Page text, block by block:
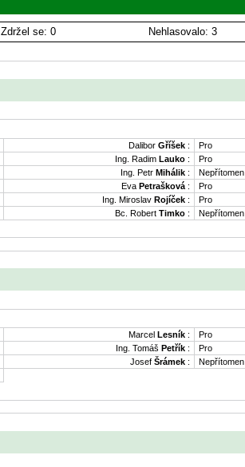
Zdržel se: 0 Nehlasovalo: 3
Dalibor Gříšek :
Pro
Ing. Radim Lauko :
Pro
Ing. Petr Mihálik :
Nepřítomen
Eva Petrašková :
Pro
Ing. Miroslav Rojíček :
Pro
Bc. Robert Timko : Nepřítomen
Marcel Lesník :
Pro
Ing. Tomáš Petřík :
Pro
Josef Šrámek :
Nepřítomen